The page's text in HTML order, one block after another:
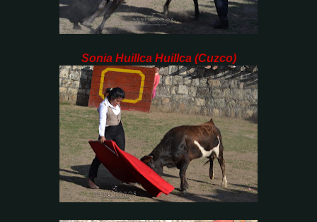
Sonia Huillca Huillca (Cuzco)